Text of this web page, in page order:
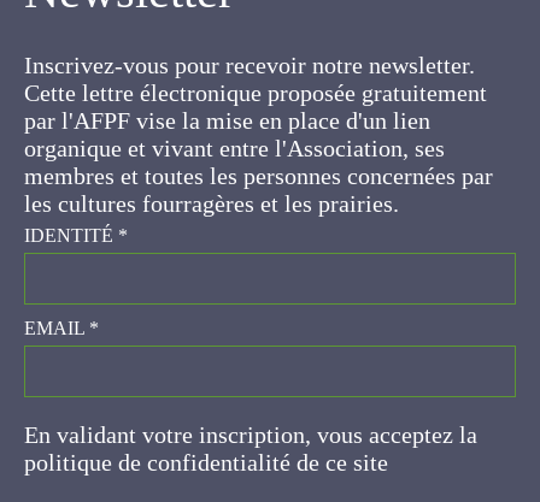
Cette lettre électronique proposée
gratuitement par l'AFPF vise la mise en place
d'un lien organique et vivant entre l'Association,
ses membres et toutes les personnes
concernées par les cultures fourragères et les
prairies.
IDENTITÉ*
EMAIL*
En validant votre inscription, vous acceptez la
politique de confidentialité de ce site